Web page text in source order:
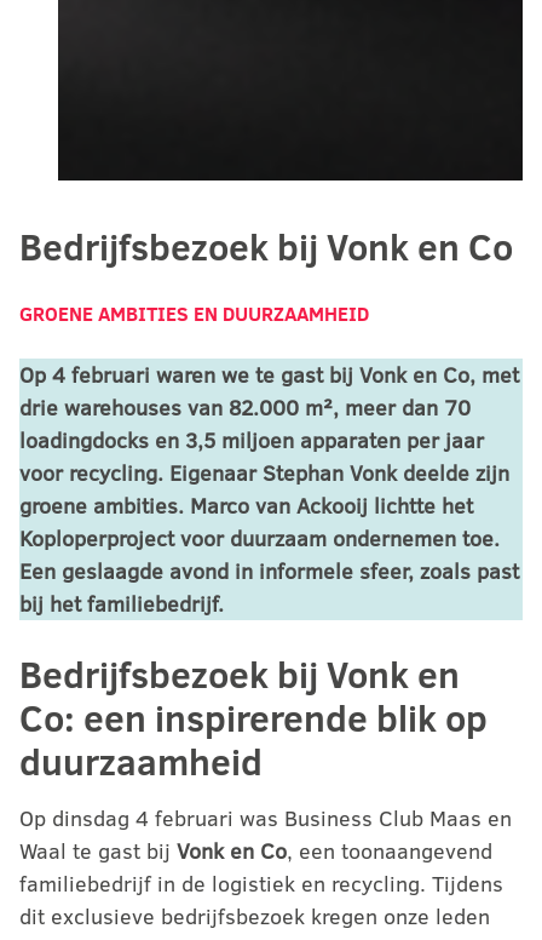
Bedrijfsbezoek bij Vonk en Co
GROENE AMBITIES EN DUURZAAMHEID
Op 4 februari waren we te gast bij Vonk en Co, met
drie warehouses van 82.000 m², meer dan 70
loadingdocks en 3,5 miljoen apparaten per jaar
voor recycling. Eigenaar Stephan Vonk deelde zijn
groene ambities. Marco van Ackooij lichtte het
Koploperproject voor duurzaam ondernemen toe.
Een geslaagde avond in informele sfeer, zoals past
bij het familiebedrijf.
Bedrijfsbezoek bij Vonk en
Co: een inspirerende blik op
duurzaamheid
Op dinsdag 4 februari was Business Club Maas en
Waal te gast bij Vonk en Co, een toonaangevend
familiebedrijf in de logistiek en recycling. Tijdens
dit exclusieve bedrijfsbezoek kregen onze leden